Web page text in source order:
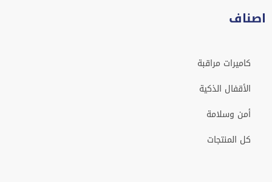
كاميرات مراقبة
الأقفال الذكية
أمن وسلامة
كل المنتجات